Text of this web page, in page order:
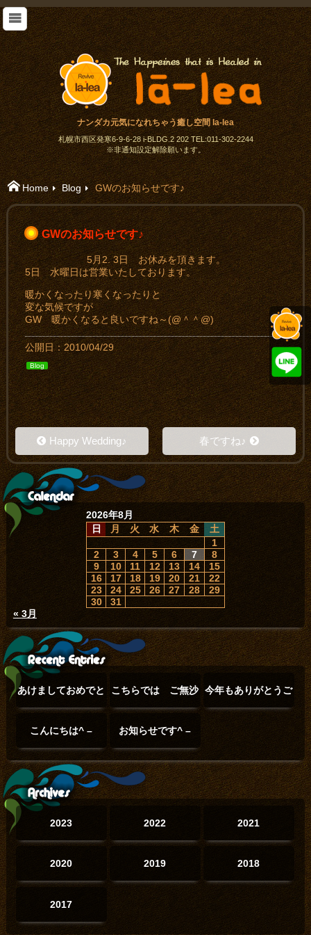
ナンダカ元気になれちゃう癒し空間 la-lea
札幌市西区発寒6-9-6-28 i-BLDG.2 202 TEL:011-302-2244
※非通知設定解除願います。
Home Blog GWのお知らせです♪
GWのお知らせです♪
5月2. 3日 お休みを頂きます。
5日 水曜日は営業いたしております。
暖かくなったり寒くなったりと
変な気候ですが
GW 暖かくなると良いですね～(@＾＾@)
公開日：2010/04/29
Blog
Happy Wedding♪ 春ですね♪
2026年8月
日
月 火 水 木 金
土
1
2
3 4 5 6 7
8
9
10 11 12 13 14
15
16
17 18 19 20 21
22
23
24 25 26 27 28
29
30
31
« 3月
あけましておめでと
うございます(°▽°)
(01/01)
こちらでは ご無沙
汰でした(°▽°)
(12/23)
今年もありがとうご
(12/31)
こんにちは^ –
^(06/20)
お知らせです^ –
^(06/02)
2023 2022 2021
2020 2019 2018
2017